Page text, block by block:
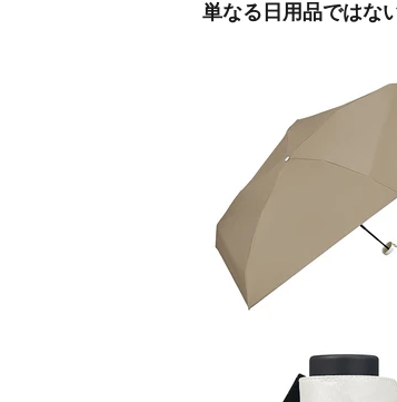
単なる日用品ではな